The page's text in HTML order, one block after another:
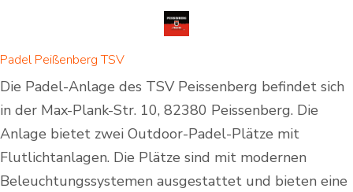
Padel Peißenberg TSV
Die Padel-Anlage des TSV Peissenberg befindet sich
in der Max-Plank-Str. 10, 82380 Peissenberg. Die
Anlage bietet zwei Outdoor-Padel-Plätze mit
Flutlichtanlagen. Die Plätze sind mit modernen
Beleuchtungssystemen ausgestattet und bieten eine